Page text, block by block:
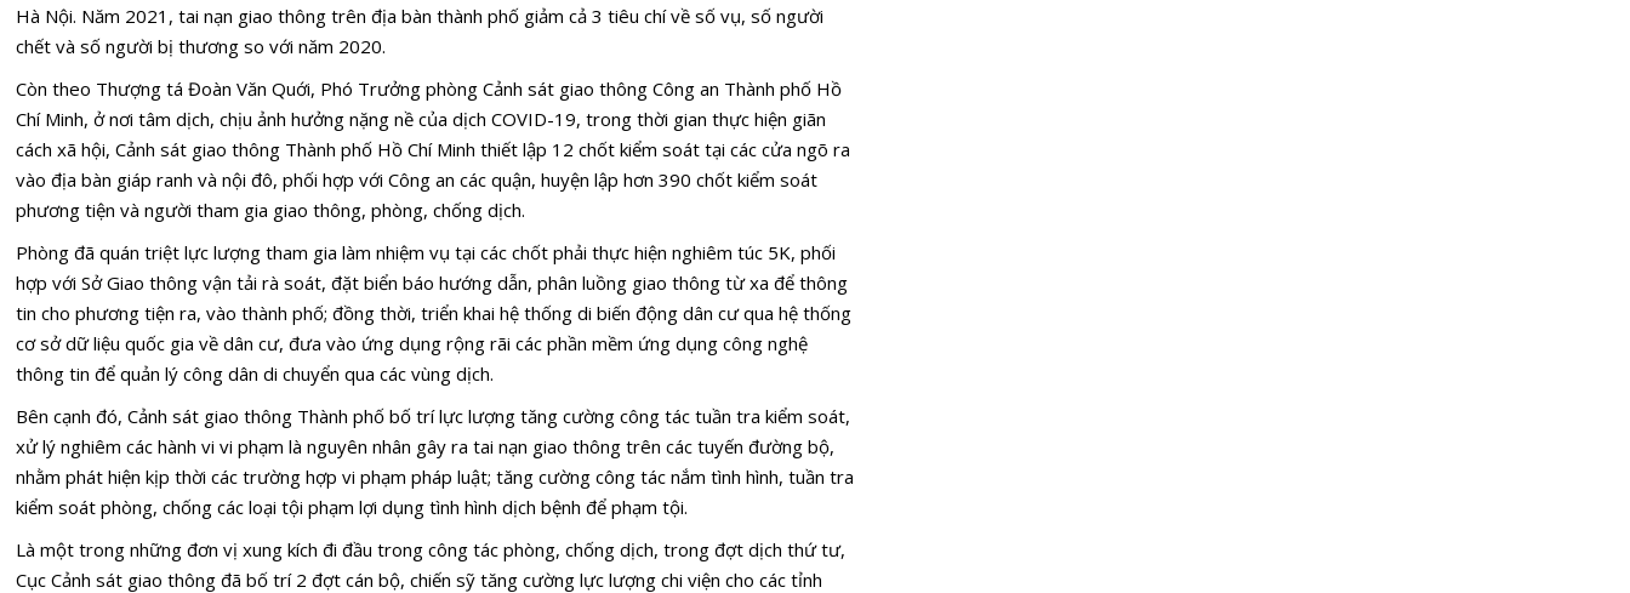
Hà Nội. Năm 2021, tai nạn giao thông trên địa bàn thành phố giảm cả 3 tiêu chí về số vụ, số người
chết và số người bị thương so với năm 2020.
Còn theo Thượng tá Đoàn Văn Quới, Phó Trưởng phòng Cảnh sát giao thông Công an Thành phố Hồ
Chí Minh, ở nơi tâm dịch, chịu ảnh hưởng nặng nề của dịch COVID-19, trong thời gian thực hiện giãn
cách xã hội, Cảnh sát giao thông Thành phố Hồ Chí Minh thiết lập 12 chốt kiểm soát tại các cửa ngõ ra
vào địa bàn giáp ranh và nội đô, phối hợp với Công an các quận, huyện lập hơn 390 chốt kiểm soát
phương tiện và người tham gia giao thông, phòng, chống dịch.
Phòng đã quán triệt lực lượng tham gia làm nhiệm vụ tại các chốt phải thực hiện nghiêm túc 5K, phối
hợp với Sở Giao thông vận tải rà soát, đặt biển báo hướng dẫn, phân luồng giao thông từ xa để thông
tin cho phương tiện ra, vào thành phố; đồng thời, triển khai hệ thống di biến động dân cư qua hệ thống
cơ sở dữ liệu quốc gia về dân cư, đưa vào ứng dụng rộng rãi các phần mềm ứng dụng công nghệ
thông tin để quản lý công dân di chuyển qua các vùng dịch.
Bên cạnh đó, Cảnh sát giao thông Thành phố bố trí lực lượng tăng cường công tác tuần tra kiểm soát,
xử lý nghiêm các hành vi vi phạm là nguyên nhân gây ra tai nạn giao thông trên các tuyến đường bộ,
nhằm phát hiện kịp thời các trường hợp vi phạm pháp luật; tăng cường công tác nắm tình hình, tuần tra
kiểm soát phòng, chống các loại tội phạm lợi dụng tình hình dịch bệnh để phạm tội.
Là một trong những đơn vị xung kích đi đầu trong công tác phòng, chống dịch, trong đợt dịch thứ tư,
Cục Cảnh sát giao thông đã bố trí 2 đợt cán bộ, chiến sỹ tăng cường lực lượng chi viện cho các tỉnh